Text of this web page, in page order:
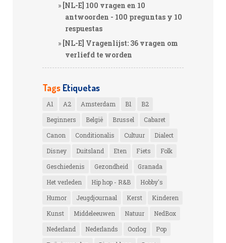
[NL-E] 100 vragen en 10
antwoorden - 100 preguntas y 10
respuestas
[NL-E] Vragenlijst: 36 vragen om
verliefd te worden
Tags Etiquetas
A1 A2 Amsterdam B1
B2
Beginners
België Brussel
Cabaret
Canon
Conditionalis Cultuur
Dialect
Disney
Duitsland Eten Fiets
Folk
Geschiedenis
Gezondheid
Granada
Het verleden
Hip hop - R&B
Hobby's
Humor
Jeugdjournaal Kerst
Kinderen
Kunst
Middeleeuwen Natuur
NedBox
Nederland
Nederlands Oorlog
Pop